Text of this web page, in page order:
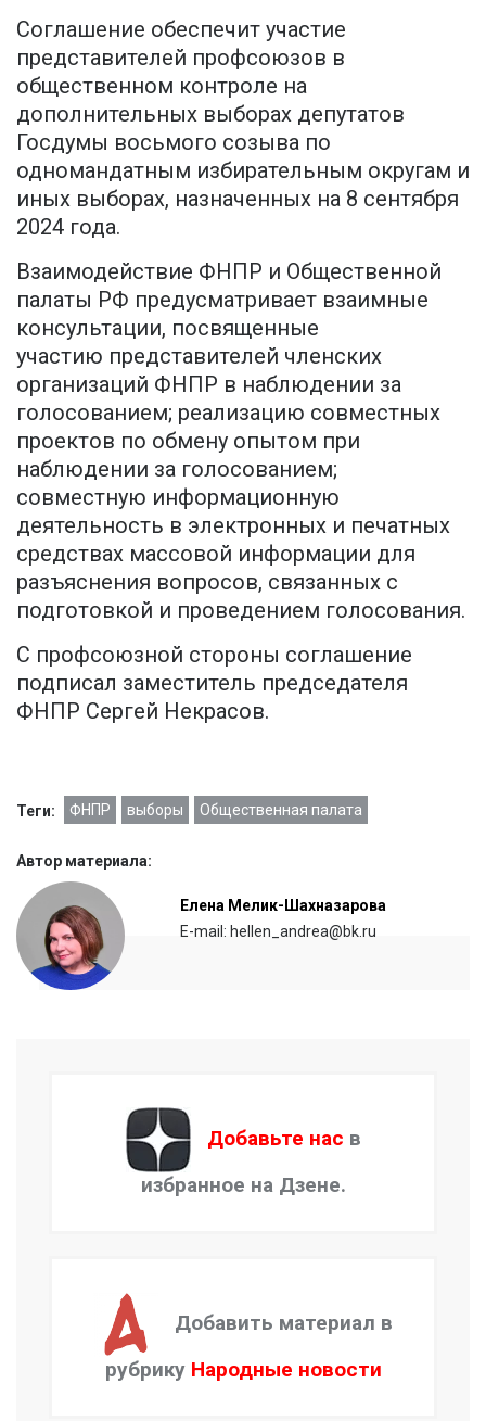
Соглашение обеспечит участие
представителей профсоюзов в
общественном контроле на
дополнительных выборах депутатов
Госдумы восьмого созыва по
одномандатным избирательным округам и
иных выборах, назначенных на 8 сентября
2024 года.
Взаимодействие ФНПР и Общественной
палаты РФ предусматривает взаимные
консультации, посвященные
участию представителей членских
организаций ФНПР в наблюдении за
голосованием; реализацию совместных
проектов по обмену опытом при
наблюдении за голосованием;
совместную информационную
деятельность в электронных и печатных
средствах массовой информации для
разъяснения вопросов, связанных с
подготовкой и проведением голосования.
С профсоюзной стороны соглашение
подписал заместитель председателя
ФНПР Сергей Некрасов.
Теги: ФНПР выборы Общественная палата
Автор материала:
Елена Мелик-Шахназарова
E-mail: hellen_andrea@bk.ru
Добавьте нас в
избранное на Дзене.
Добавить материал в
рубрику Народные новости